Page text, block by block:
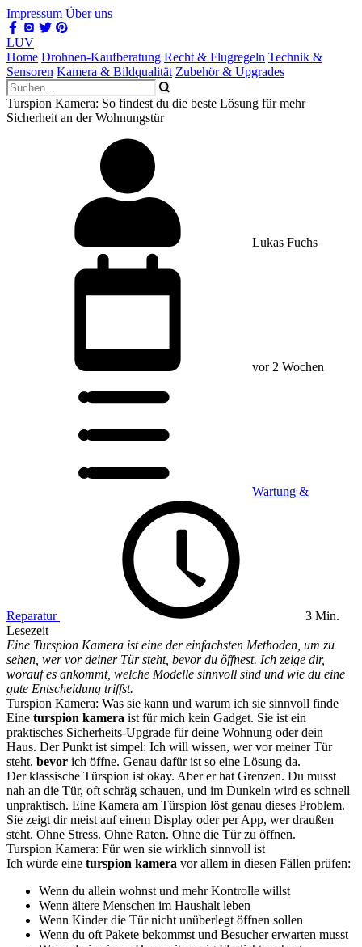
Impressum Über uns
LUV
Home Drohnen-Kaufberatung Recht & Flugregeln Technik &
Sensoren Kamera & Bildqualität Zubehör & Upgrades
Turspion Kamera: So findest du die beste Lösung für mehr
Sicherheit an der Wohnungstür
Lukas Fuchs
vor 2 Wochen
Wartung &
Reparatur
3 Min.
Lesezeit
Eine Turspion Kamera ist eine der einfachsten Methoden, um zu
sehen, wer vor deiner Tür steht, bevor du öffnest. Ich zeige dir,
worauf es ankommt, welche Modelle sinnvoll sind und wie du eine
gute Entscheidung triffst.
Turspion Kamera: Was sie kann und warum ich sie sinnvoll finde
Eine turspion kamera ist für mich kein Gadget. Sie ist ein
praktisches Sicherheits-Upgrade für deine Wohnung oder dein
Haus. Der Punkt ist simpel: Ich will wissen, wer vor meiner Tür
steht, bevor ich öffne. Genau dafür ist so eine Lösung da.
Der klassische Türspion ist okay. Aber er hat Grenzen. Du musst
nah an die Tür, oft schräg schauen, und im Dunkeln wird es schnell
unpraktisch. Eine Kamera am Türspion löst genau dieses Problem.
Sie zeigt dir meist auf einem Display oder per App, wer draußen
steht. Ohne Stress. Ohne Raten. Ohne die Tür zu öffnen.
Turspion Kamera: Für wen sie wirklich sinnvoll ist
Ich würde eine turspion kamera vor allem in diesen Fällen prüfen:
Wenn du allein wohnst und mehr Kontrolle willst
Wenn ältere Menschen im Haushalt leben
Wenn Kinder die Tür nicht unüberlegt öffnen sollen
Wenn du oft Pakete bekommst und Besucher erwarten musst